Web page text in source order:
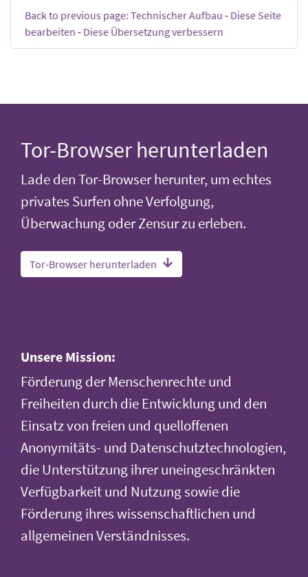
Back to previous page: Technischer Aufbau - Diese Seite
bearbeiten - Diese Übersetzung verbessern
Tor-Browser herunterladen
Lade den Tor-Browser herunter, um echtes
privates Surfen ohne Verfolgung,
Überwachung oder Zensur zu erleben.
Tor-Browser herunterladen
Unsere Mission:
Förderung der Menschenrechte und
Freiheiten durch die Entwicklung und den
Einsatz von freien und quelloffenen
Anonymitäts- und Datenschutztechnologien,
die Unterstützung ihrer uneingeschränkten
Verfügbarkeit und Nutzung sowie die
Förderung ihres wissenschaftlichen und
allgemeinen Verständnisses.